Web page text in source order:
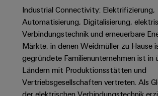
skalierbar
Energiespeicher
Lösungen
und
Produkte
für
Energiespeichersysteme
(ESS)
Industrial
5G
Single
Pair
Ethernet
komponenten
Anschlussleitungen,
Patchkabel
und
Kabel
Planung
easyConnect
-
Ihre
Industrial
Service
unsere
Partner
Vertrieb
Großhandelssuche
Weidmüller
Academy
People
&
Culture
Praktika
Abschlussarbeiten
Neuanfang
für
Studienabbrecher
Industrial Connectivity: Elektrifizierung,
Automatisierung, Digitalisierung,
Verbindungstechnik und erneuerbare
Märkte, in denen Weidmüller zu Hause
gegründete Familienunternehmen ist in
Ländern mit Produktionsstätten und
Vertriebsgesellschaften vertreten. Als